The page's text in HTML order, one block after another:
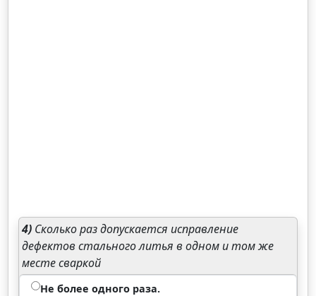
4) Сколько раз допускается исправление
дефектов стального литья в одном и том же
месте сваркой
Не более одного раза.